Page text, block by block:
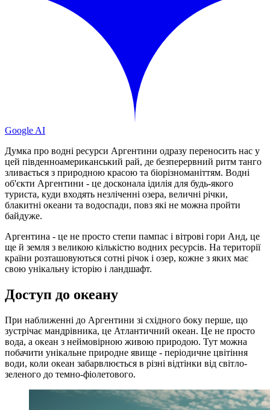
Google AI
Думка про водні ресурси Аргентини одразу переносить нас у
цей південноамериканський рай, де безперервний ритм танго
зливається з природною красою та біорізноманіттям. Водні
об'єкти Аргентини - це досконала ідилія для будь-якого
туриста, куди входять незліченні озера, величні річки,
блакитні океани та водоспади, повз які не можна пройти
байдуже.
Аргентина - це не просто степи пампас і вітрові гори Анд, це
ще й земля з великою кількістю водних ресурсів. На території
країни розташовуються сотні річок і озер, кожне з яких має
свою унікальну історію і ландшафт.
Доступ до океану
При наближенні до Аргентини зі східного боку перше, що
зустрічає мандрівника, це Атлантичний океан. Це не просто
вода, а океан з неймовірною живою природою. Тут можна
побачити унікальне природне явище - періодичне цвітіння
води, коли океан забарвлюється в різні відтінки від світло-
зеленого до темно-фіолетового.